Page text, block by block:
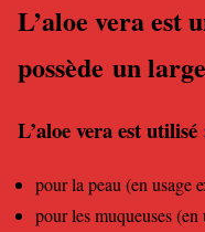
L’aloe vera est
possède un
L’aloe vera est utilisé
pour la peau (en usage
pour les muqueuses (en